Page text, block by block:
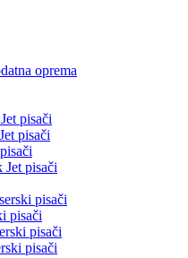
oprema
pisači
pisači
pisači
pisači
pisači
pisači
pisači